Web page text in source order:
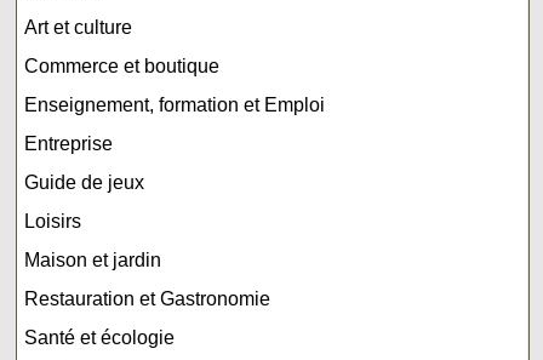
Art et culture
Commerce et boutique
Enseignement, formation et Emploi
Entreprise
Guide de jeux
Loisirs
Maison et jardin
Restauration et Gastronomie
Santé et écologie